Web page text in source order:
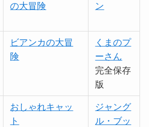
の大冒険
ン
ビアンカの大冒
険
くまのプ
ーさん
完全保存
版
おしゃれキャッ
ト
ジャング
ル・ブッ